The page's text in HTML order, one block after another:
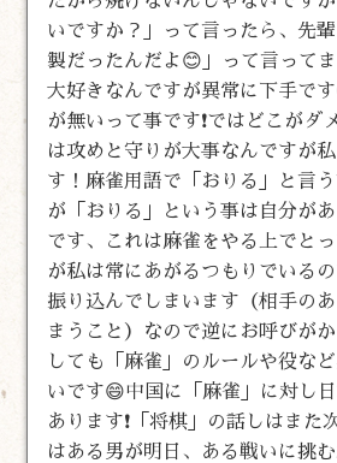
いですか？」って言ったら、先
製だったんだよ😊」って言って
大好きなんですが異常に下手で
が無いって事です❗ではどこがダ
は攻めと守りが大事なんですが
す！麻雀用語で「おりる」と言
が「おりる」という事は自分が
です、これは麻雀をやる上でと
が私は常にあがるつもりでいる
振り込んでしまいます（相手の
まうこと）なので逆にお呼びが
しても「麻雀」のルールや役な
いです😄中国に「麻雀」に対し
あります❗「将棋」の話しはまた
はある男が明日、ある戦いに挑